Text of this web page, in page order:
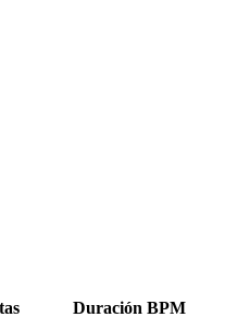
Duración BPM